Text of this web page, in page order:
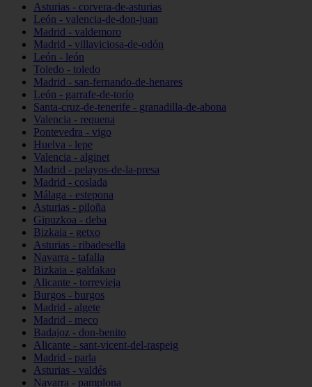
Asturias - corvera-de-asturias
León - valencia-de-don-juan
Madrid - valdemoro
Madrid - villaviciosa-de-odón
León - león
Toledo - toledo
Madrid - san-fernando-de-henares
León - garrafe-de-torío
Santa-cruz-de-tenerife - granadilla-de-abona
Valencia - requena
Pontevedra - vigo
Huelva - lepe
Valencia - alginet
Madrid - pelayos-de-la-presa
Madrid - coslada
Málaga - estepona
Asturias - piloña
Gipuzkoa - deba
Bizkaia - getxo
Asturias - ribadesella
Navarra - tafalla
Bizkaia - galdakao
Alicante - torrevieja
Burgos - burgos
Madrid - algete
Madrid - meco
Badajoz - don-benito
Alicante - sant-vicent-del-raspeig
Madrid - parla
Asturias - valdés
Navarra - pamplona